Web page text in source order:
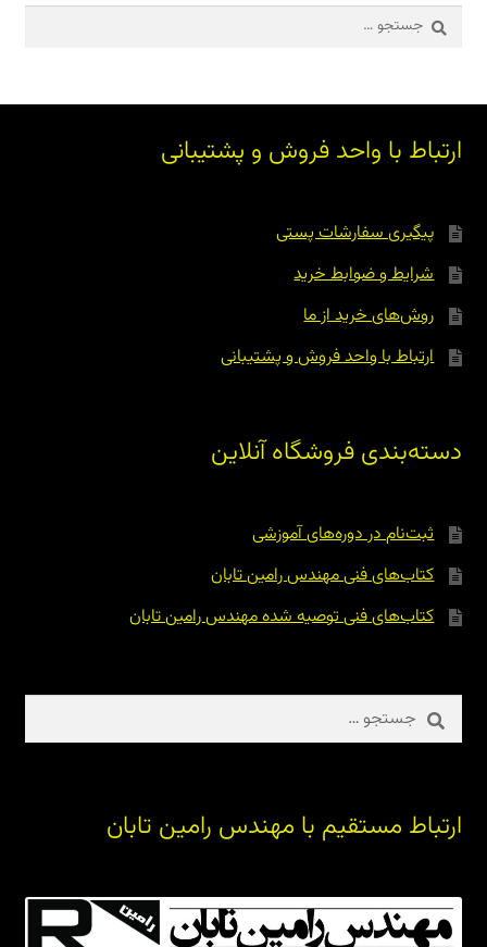
جستجو
برای:
ارتباط با واحد فروش و پشتیبانی
پیگیری سفارشات پستی
شرایط و ضوابط خرید
روش‌های خرید از ما
ارتباط با واحد فروش و پشتیبانی
دسته‌بندی فروشگاه آنلاین
ثبت‌نام در دوره‌های آموزشی
کتاب‌های فنی مهندس رامین تابان
کتاب‌های فنی توصیه شده مهندس رامین تابان
جستجو
برای:
ارتباط مستقیم با مهندس رامین تابان